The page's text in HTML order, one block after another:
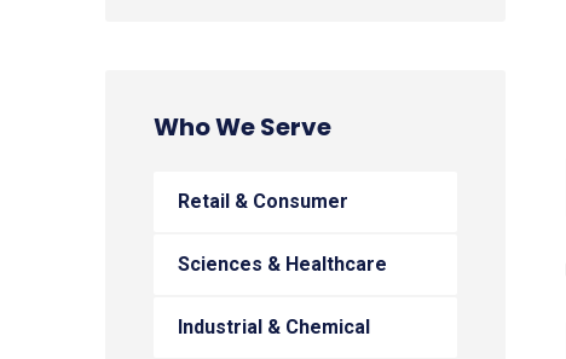
Who We Serve
Retail & Consumer
Sciences & Healthcare
Industrial & Chemical